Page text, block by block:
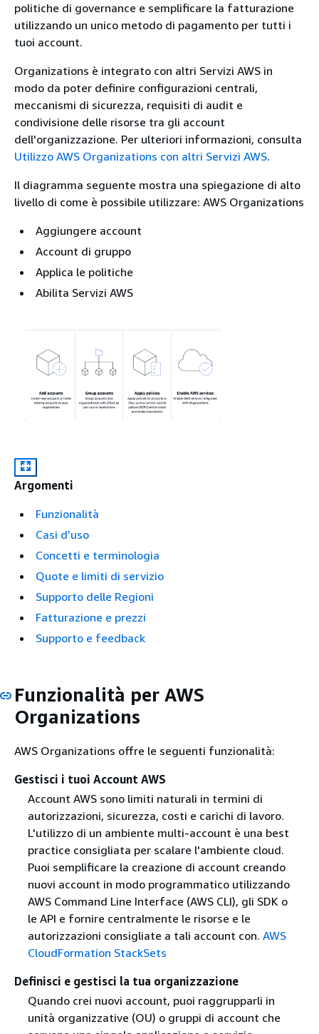
politiche di governance e semplificare la fatturazione
utilizzando un unico metodo di pagamento per tutti i
tuoi account.
Organizations è integrato con altri Servizi AWS in
modo da poter definire configurazioni centrali,
meccanismi di sicurezza, requisiti di audit e
condivisione delle risorse tra gli account
dell'organizzazione. Per ulteriori informazioni, consulta
Utilizzo AWS Organizations con altri Servizi AWS.
Il diagramma seguente mostra una spiegazione di alto
livello di come è possibile utilizzare: AWS Organizations
Aggiungere account
Account di gruppo
Applica le politiche
Abilita Servizi AWS
Argomenti
Funzionalità
Casi d’uso
Concetti e terminologia
Quote e limiti di servizio
Supporto delle Regioni
Fatturazione e prezzi
Supporto e feedback
Funzionalità per AWS
Organizations
AWS Organizations offre le seguenti funzionalità:
Gestisci i tuoi Account AWS
Account AWS sono limiti naturali in termini di
autorizzazioni, sicurezza, costi e carichi di lavoro.
L'utilizzo di un ambiente multi-account è una best
practice consigliata per scalare l'ambiente cloud.
Puoi semplificare la creazione di account creando
nuovi account in modo programmatico utilizzando
AWS Command Line Interface (AWS CLI), gli SDK o
le API e fornire centralmente le risorse e le
autorizzazioni consigliate a tali account con. AWS
CloudFormation StackSets
Definisci e gestisci la tua organizzazione
Quando crei nuovi account, puoi raggrupparli in
unità organizzative (OU) o gruppi di account che